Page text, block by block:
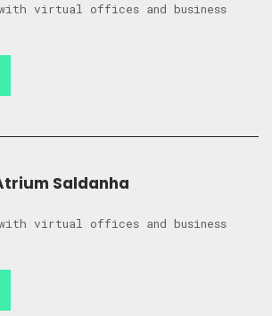
with virtual offices and business
Saldanha
with virtual offices and business